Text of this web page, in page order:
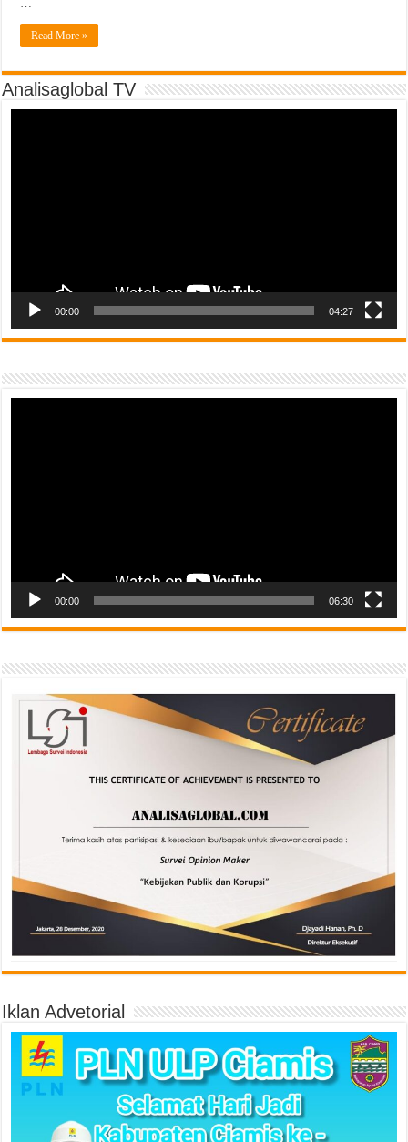
Read More »
Analisaglobal TV
00:00 04:27
00:00 06:30
Iklan Advetorial